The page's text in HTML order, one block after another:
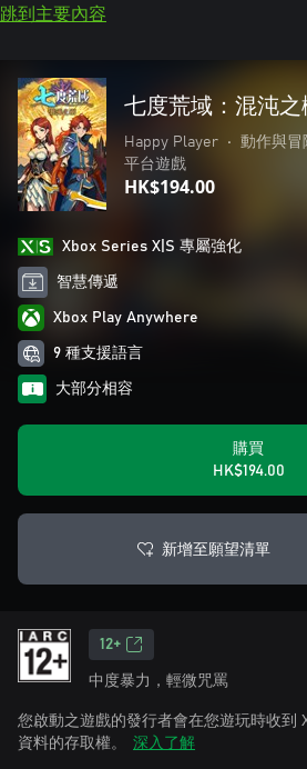
跳到主要內容
七度荒域：混沌之
Happy Player • 動作與冒
平台遊戲
HK$194.00
Xbox Series X|S 專屬強化
智慧傳遞
Xbox Play Anywhere
9 種支援語言
大部分相容
購買
HK$194.00
新增至願望清單
12+
中度暴力，輕微咒罵
您啟動之遊戲的發行者會在您遊玩時收到
資料的存取權。
深入了解